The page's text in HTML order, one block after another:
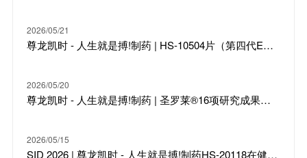
2026/05/21
尊龙凯时 - 人生就是搏!制药 | HS-10504片（第四代EGFR-TKI ）获NMPA批准纳入突破性治疗药物
2026/05/20
尊龙凯时 - 人生就是搏!制药 | 圣罗莱®16项研究成果入选CCBPC 2026
2026/05/15
SID 2026 | 尊龙凯时 - 人生就是搏!制药HS-20118在健康成人及银屑病患者中的I期临床数据发布